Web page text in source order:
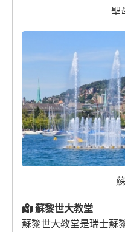
聖
蘇黎世大教堂
蘇黎世大教堂是瑞士蘇